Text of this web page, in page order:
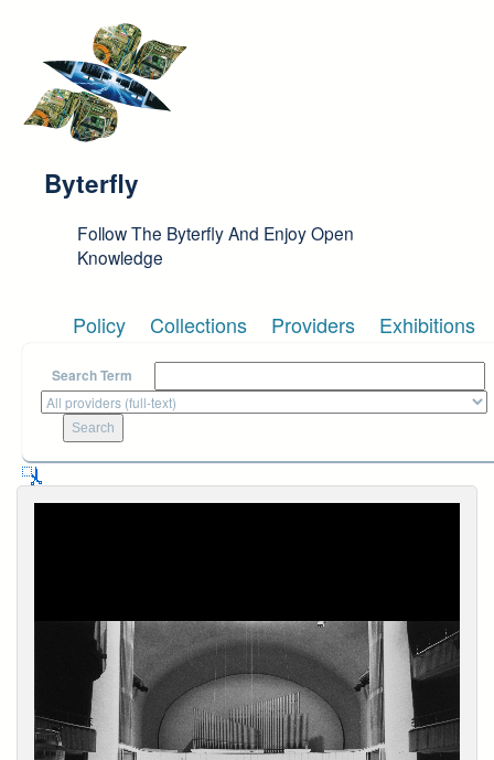
Byterfly
Follow The Byterfly And Enjoy Open
Knowledge
Policy Collections Providers Exhibitions
Search Term